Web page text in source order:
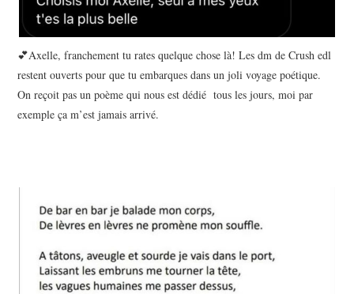
💕Axelle, franchement tu rates quelque chose là! Les dm de Crush edl
restent ouverts pour que tu embarques dans un joli voyage poétique.
On reçoit pas un poème qui nous est dédié tous les jours, moi par
exemple ça m’est jamais arrivé.